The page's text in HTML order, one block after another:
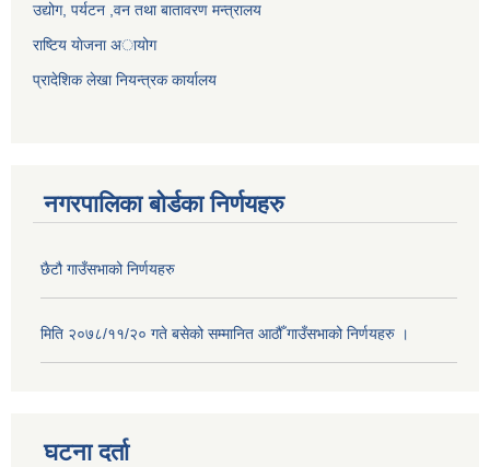
उद्योग, पर्यटन ,वन तथा बातावरण मन्त्रालय
राष्टिय याेजना अायोग
प्रादेशिक लेखा नियन्त्रक कार्यालय
नगरपालिका बोर्डका निर्णयहरु
छैटौ गाउँसभाको निर्णयहरु
मिति २०७८/११/२० गते बसेको सम्मानित आठौँ गाउँसभाको निर्णयहरु ।
घटना दर्ता